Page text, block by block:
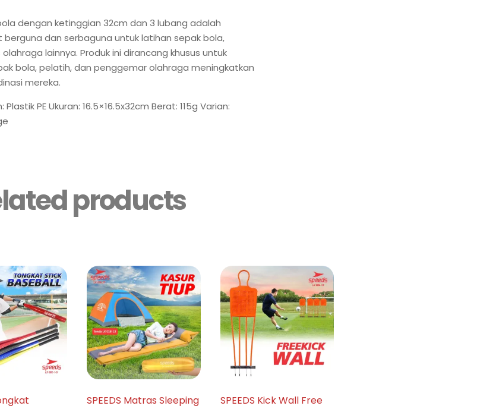
dengan ketinggian 32cm dan 3 lubang adalah
dan serbaguna untuk latihan sepak bola,
lainnya. Produk ini dirancang khusus untuk
bola, pelatih, dan penggemar olahraga meningkatkan
mereka.
PE Ukuran: 16.5×16.5x32cm Berat: 115g Varian:
products
SPEEDS Matras Sleeping
SPEEDS Kick Wall Free